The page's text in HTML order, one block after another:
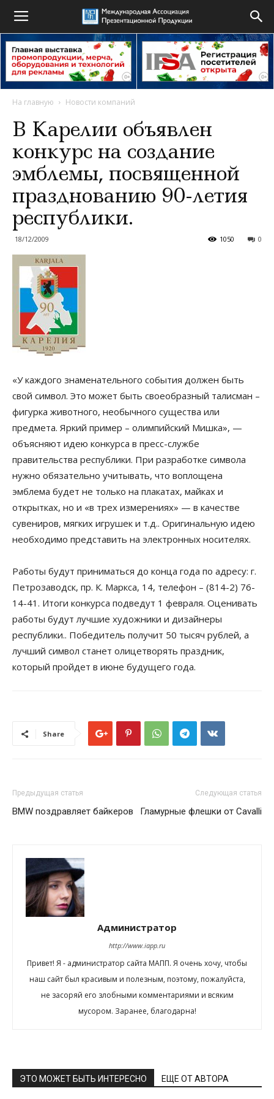
На главную Новости компаний
В Карелии объявлен
конкурс на создание
эмблемы, посвященной
празднованию 90-летия
республики.
18/12/2009 0
1050
«У каждого знаменательного события должен быть
свой символ. Это может быть своеобразный талисман –
фигурка животного, необычного существа или
предмета. Яркий пример – олимпийский Мишка», —
объясняют идею конкурса в пресс-службе
правительства республики. При разработке символа
нужно обязательно учитывать, что воплощена
эмблема будет не только на плакатах, майках и
открытках, но и «в трех измерениях» — в качестве
сувениров, мягких игрушек и т.д.. Оригинальную идею
необходимо представить на электронных носителях.
Работы будут приниматься до конца года по адресу: г.
Петрозаводск, пр. К. Маркса, 14, телефон – (814-2) 76-
14-41. Итоги конкурса подведут 1 февраля. Оценивать
работы будут лучшие художники и дизайнеры
республики.. Победитель получит 50 тысяч рублей, а
лучший символ станет олицетворять праздник,
который пройдет в июне будущего года.
Share
Предыдущая статья
BMW поздравляет байкеров
Следующая статья
Гламурные флешки от Cavalli
Администратор
http://www.iapp.ru
Привет! Я - администратор сайта МАПП. Я очень хочу, чтобы
наш сайт был красивым и полезным, поэтому, пожалуйста,
не засоряй его злобными комментариями и всяким
мусором. Заранее, благодарна!
ЭТО МОЖЕТ БЫТЬ ИНТЕРЕСНО ЕЩЕ ОТ АВТОРА